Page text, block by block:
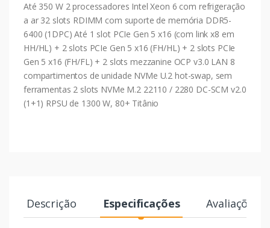
Até 350 W 2 processadores Intel Xeon 6 com refrigeração
a ar 32 slots RDIMM com suporte de memória DDR5-
6400 (1DPC) Até 1 slot PCIe Gen 5 x16 (com link x8 em
HH/HL) + 2 slots PCIe Gen 5 x16 (FH/HL) + 2 slots PCIe
Gen 5 x16 (FH/FL) + 2 slots mezzanine OCP v3.0 LAN 8
compartimentos de unidade NVMe U.2 hot-swap, sem
ferramentas 2 slots NVMe M.2 22110 / 2280 DC-SCM v2.0
(1+1) RPSU de 1300 W, 80+ Titânio
Descrição Especificações Avaliações